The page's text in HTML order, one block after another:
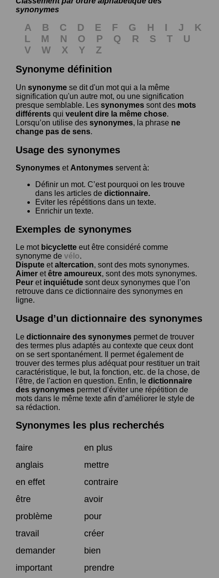
synonymes
A B C D E F G H I J
K
L
M N O P Q R S T
U
V
W X Y
Z
Synonyme définition
Un synonyme se dit d'un mot qui a la même
signification qu'un autre mot, ou une signification
presque semblable. Les synonymes sont des mots
différents qui veulent dire la même chose.
Lorsqu’on utilise des synonymes, la phrase ne
change pas de sens.
Usage des synonymes
Synonymes et Antonymes servent à:
Définir un mot. C’est pourquoi on les trouve
dans les articles de dictionnaire.
Eviter les répétitions dans un texte.
Enrichir un texte.
Exemples de synonymes
Le mot bicyclette eut être considéré comme
synonyme de vélo.
Dispute etaltercation, sont des mots synonymes.
Aimer etêtre amoureux, sont des mots synonymes.
Peur et inquiétude sont deux synonymes que l’on
retrouve dans ce dictionnaire des synonymes en
ligne.
Usage d’un dictionnaire des synonymes
Le dictionnaire des synonymes permet de trouver
des termes plus adaptés au contexte que ceux dont
on se sert spontanément. Il permet également de
trouver des termes plus adéquat pour restituer un trait
caractéristique, le but, la fonction, etc. de la chose, de
l'être, de l'action en question. Enfin, le dictionnaire
des synonymes permet d’éviter une répétition de
mots dans le même texte afin d’améliorer le style de
sa rédaction.
Synonymes les plus recherchés
faire
en plus
anglais
mettre
en effet
contraire
être
avoir
problème
pour
travail
créer
demander
bien
important
prendre